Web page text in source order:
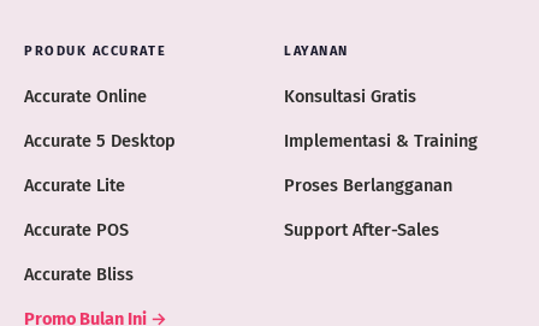
PRODUK ACCURATE
Accurate Online
Accurate 5 Desktop
Accurate Lite
Accurate POS
Accurate Bliss
Promo Bulan Ini →
LAYANAN
Konsultasi Gratis
Implementasi & Training
Proses Berlangganan
Support After-Sales